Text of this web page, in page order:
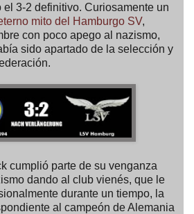
el 3-2 definitivo. Curiosamente un
mito del Hamburgo SV,
con poco apego al nazismo,
sido apartado de la selección y
cumplió parte de su venganza
dando al club vienés, que le
durante un tiempo, la
al campeón de Alemania